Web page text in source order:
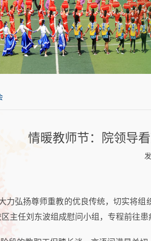
情暖教师节：院领导
力弘扬尊师重教的优良传统，切实将
主任刘东波组成慰问小组，专程前往患